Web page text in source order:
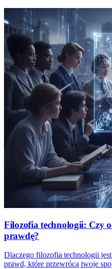
Filozofia technologii: Czy
prawdę?
Dlaczego filozofia technologii
prawd, które przewrócą twoje